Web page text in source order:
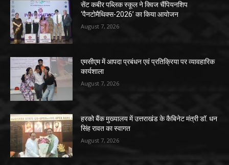
सेंट कबीर पब्लिक स्कूल ने क्विज चैंपियनशिप
‘पैनटोमैथिक्स-2026’ का किया आयोजन
August 7, 2026
एमसीएम में आपदा प्रबंधन एवं प्रतिक्रिया पर व्यावहारिक
कार्यशाला
August 7, 2026
हरको बैंक मुख्यालय में उत्तराखंड के कैबिनेट मंत्री डॉ. धन
सिंह रावत का स्वागत
August 7, 2026